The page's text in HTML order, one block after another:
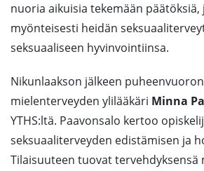
nuoria aikuisia tekemään
myönteisesti heidän
seksuaaliseen hyvinvointiinsa.
Nikunlaakson jälkeen
mielenterveyden ylilääkäri Minna
YTHS:ltä. Paavonsalo kertoo
seksuaaliterveyden edistämisen ja
Tilaisuuteen tuovat tervehdyksensä